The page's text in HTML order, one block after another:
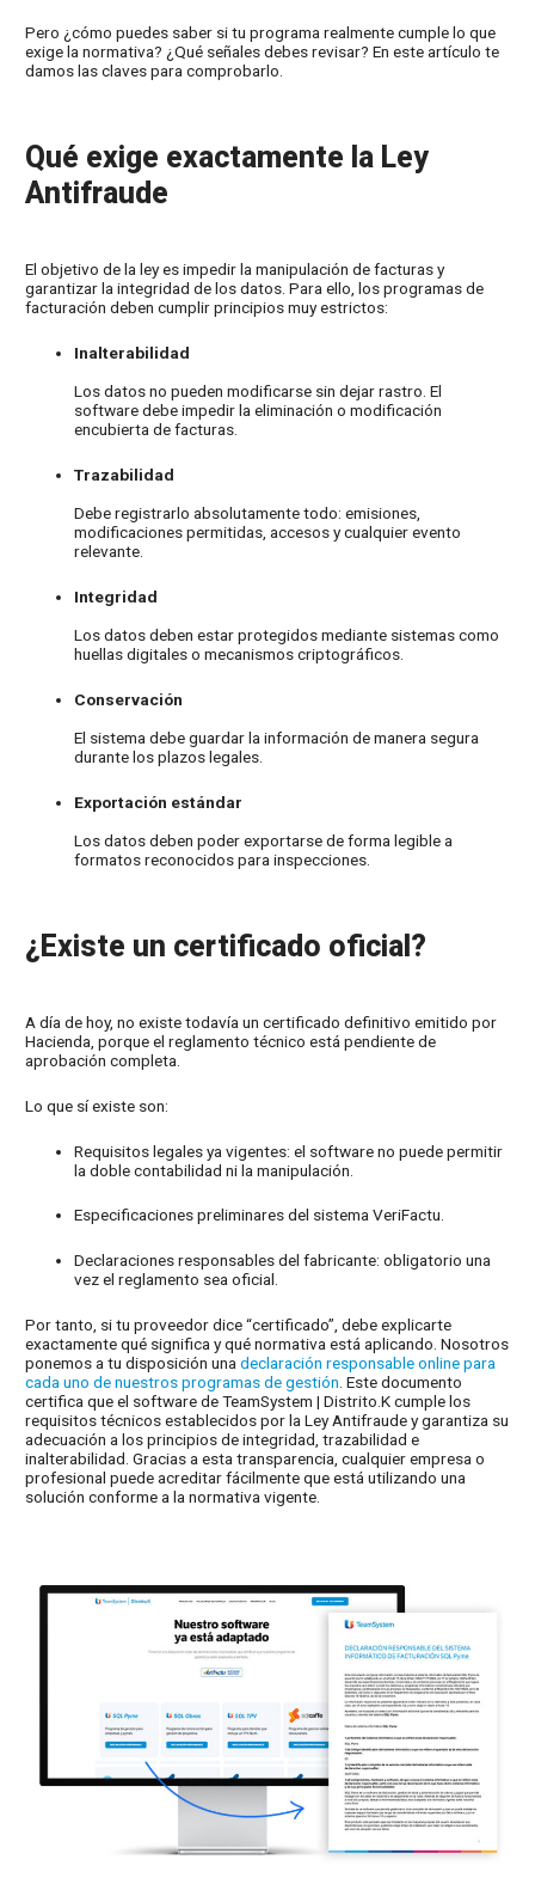
Pero ¿cómo puedes saber si tu programa realmente cumple lo que
exige la normativa? ¿Qué señales debes revisar? En este artículo te
damos las claves para comprobarlo.
Qué exige exactamente la Ley
Antifraude
El objetivo de la ley es impedir la manipulación de facturas y
garantizar la integridad de los datos. Para ello, los programas de
facturación deben cumplir principios muy estrictos:
Inalterabilidad
Los datos no pueden modificarse sin dejar rastro. El
software debe impedir la eliminación o modificación
encubierta de facturas.
Trazabilidad
Debe registrarlo absolutamente todo: emisiones,
modificaciones permitidas, accesos y cualquier evento
relevante.
Integridad
Los datos deben estar protegidos mediante sistemas como
huellas digitales o mecanismos criptográficos.
Conservación
El sistema debe guardar la información de manera segura
durante los plazos legales.
Exportación estándar
Los datos deben poder exportarse de forma legible a
formatos reconocidos para inspecciones.
¿Existe un certificado oficial?
A día de hoy, no existe todavía un certificado definitivo emitido por
Hacienda, porque el reglamento técnico está pendiente de
aprobación completa.
Lo que sí existe son:
Requisitos legales ya vigentes: el software no puede permitir
la doble contabilidad ni la manipulación.
Especificaciones preliminares del sistema VeriFactu.
Declaraciones responsables del fabricante: obligatorio una
vez el reglamento sea oficial.
Por tanto, si tu proveedor dice “certificado”, debe explicarte
exactamente qué significa y qué normativa está aplicando. Nosotros
ponemos a tu disposición unadeclaración responsable online para
cada uno de nuestros programas de gestión. Este documento
certifica que el software de TeamSystem | Distrito.K cumple los
requisitos técnicos establecidos por la Ley Antifraude y garantiza su
adecuación a los principios de integridad, trazabilidad e
inalterabilidad. Gracias a esta transparencia, cualquier empresa o
profesional puede acreditar fácilmente que está utilizando una
solución conforme a la normativa vigente.